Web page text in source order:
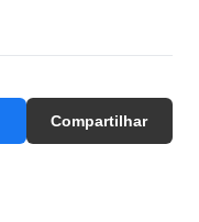
Compartilhar